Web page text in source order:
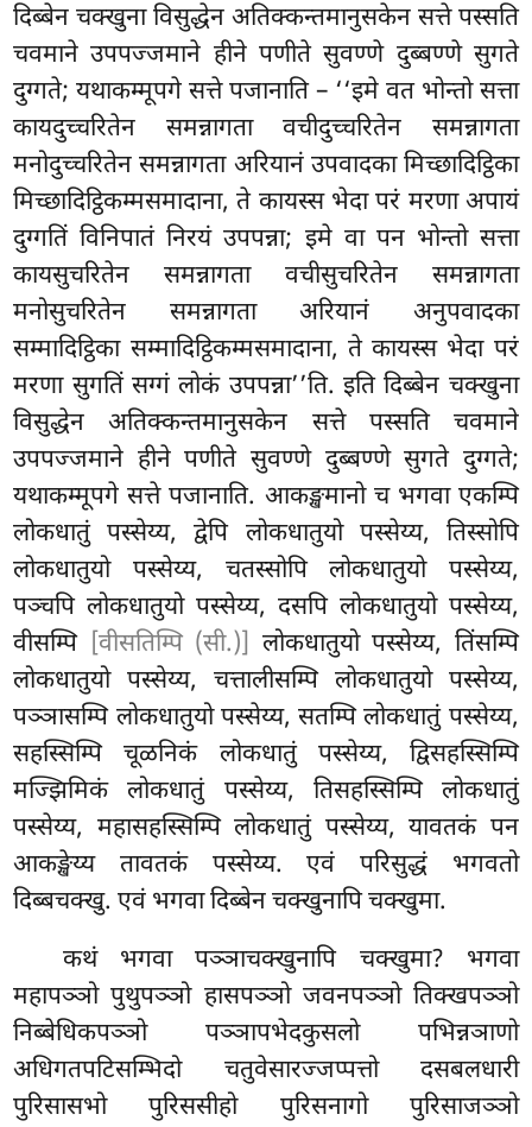
दिब्बेन चक्खुना विसुद्धेन अतिक्कन्तमानुसकेन सत्ते पस्सति
चवमाने उपपज्जमाने हीने पणीते सुवण्णे दुब्बण्णे सुगते
दुग्गते; यथाकम्मूपगे सत्ते पजानाति– ‘‘इमे वत भोन्तो सत्ता
कायदुच्चरितेन समन्नागता वचीदुच्चरितेन समन्नागता
मनोदुच्चरितेन समन्नागता अरियानं उपवादका मिच्छादिट्ठिका
मिच्छादिट्ठिकम्मसमादाना, ते कायस्स भेदा परं मरणा अपायं
दुग्गतिं विनिपातं निरयं उपपन्ना; इमे वा पन भोन्तो सत्ता
कायसुचरितेन समन्नागता वचीसुचरितेन समन्नागता
मनोसुचरितेन समन्नागता अरियानं अनुपवादका
सम्मादिट्ठिका सम्मादिट्ठिकम्मसमादाना, ते कायस्स भेदा परं
मरणा सुगतिं सग्गं लोकं उपपन्ना’’ति. इति दिब्बेन चक्खुना
विसुद्धेन अतिक्कन्तमानुसकेन सत्ते पस्सति चवमाने
उपपज्जमाने हीने पणीते सुवण्णे दुब्बण्णेसुगते दुग्गते;
यथाकम्मूपगे सत्ते पजानाति. आकङ्खमानो च भगवा एकम्पि
लोकधातुं पस्सेय्य, द्वेपि लोकधातुयो पस्सेय्य, तिस्सोपि
लोकधातुयो पस्सेय्य, चतस्सोपि लोकधातुयो पस्सेय्य,
पञ्चपि लोकधातुयो पस्सेय्य, दसपि लोकधातुयो पस्सेय्य,
वीसम्पि
[वीसतिम्पि (सी.)]
लोकधातुयो पस्सेय्य, तिंसम्पि
लोकधातुयो पस्सेय्य, चत्तालीसम्पि लोकधातुयो पस्सेय्य,
पञ्ञासम्पि लोकधातुयो पस्सेय्य, सतम्पि लोकधातुं पस्सेय्य,
सहस्सिम्पि चूळनिकं लोकधातुं पस्सेय्य, द्विसहस्सिम्पि
मज्झिमिकं लोकधातुं पस्सेय्य, तिसहस्सिम्पि लोकधातुं
पस्सेय्य, महासहस्सिम्पि लोकधातुं पस्सेय्य, यावतकं पन
आकङ्खेय्य तावतकं पस्सेय्य. एवं परिसुद्धं भगवतो
दिब्बचक्खु. एवं भगवा दिब्बेन चक्खुनापि चक्खुमा.
कथं भगवा पञ्ञाचक्खुनापि चक्खुमा? भगवा
महापञ्ञो पुथुपञ्ञो हासपञ्ञो जवनपञ्ञो तिक्खपञ्ञो
निब्बेधिकपञ्ञो पञ्ञापभेदकुसलो पभिन्नञाणो
अधिगतपटिसम्भिदो चतुवेसारज्जप्पत्तो दसबलधारी
पुरिसासभो पुरिससीहो पुरिसनागो पुरिसाजञ्ञो